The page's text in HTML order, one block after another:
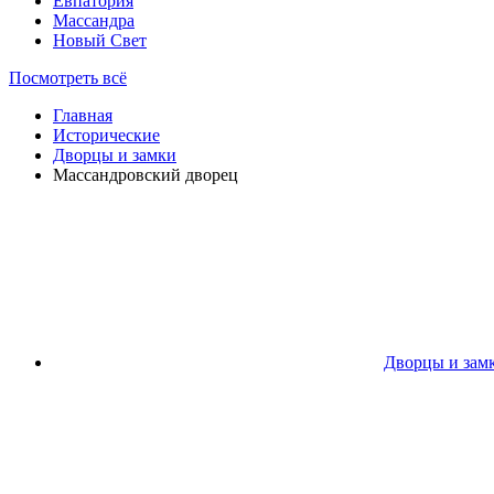
Массандра
Новый Свет
Посмотреть всё
Главная
Исторические
Дворцы и замки
Массандровский дворец
Дворцы и